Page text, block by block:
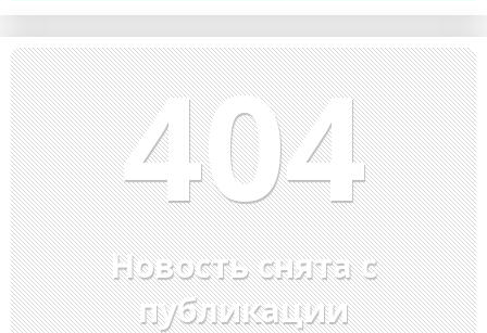
404
Новость снята с
публикации